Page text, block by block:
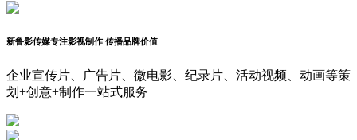
新鲁影传媒专注影视制作 传播品牌价值
企业宣传片、广告片、微电影、纪录片、活动视频、动画等策
划+创意+制作一站式服务